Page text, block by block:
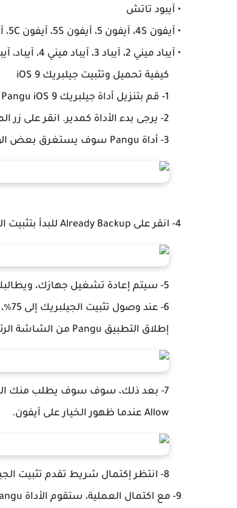
• آيبود تاتش
• آيفون 4S، آيفون 5، آيفون 5S، آيفون 5C، آيفون 6، و آيفون 6S
• آيباد ميني 2، آيباد 3، آيباد ميني 4، آيباد، آيباد اير، آيباد اير 2
كيفية تحميل وتثبيت جيلبريك iOS 9
1- قم بتنزيل أداة جيلبريك Pangu iOS 9 من هذا
2- يرجى بدء الأداة كمدير. انقر على زر الماوس الأيمن واختر “Run as Administrator”.
3- أداة Pangu سوف يستغرق بعض الوقت للكشف عن الجهاز. ومتى تم ذلك، انقر على زر Start الأزرق.
4- انقر على Already Backup للبدأ بتثبيت الجيلبريك.
5- سيتم إعادة تشغيل جهازك، ويطالبك تمكين وضع الطيران مرة أخرى بعد إعادة تشغيل الجهاز.
إطلاق التطبيق Pangu من الشاشة الرئيسية.
Allow عندما ظهور الخيار على آيفون.
8- انتظر إكتمال شريط تقدم تثبيت الجيلبريك. آيفون أو آيباد سوف يبدأ عملية إعادة تشغيل الكمبيوتر.